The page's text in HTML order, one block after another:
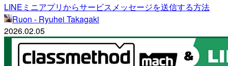
LINEミニアプリからサービスメッセージを送信する方法
Ruon - Ryuhei Takagaki
2026.02.05